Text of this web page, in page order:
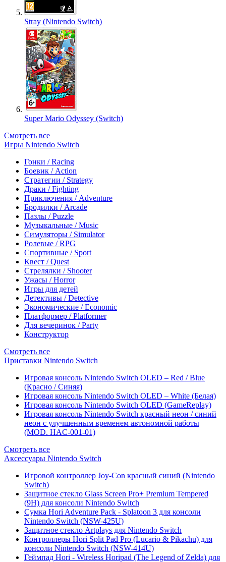
Stray (Nintendo Switch)
Super Mario Odyssey (Switch)
Смотреть все
Игры Nintendo Switch
Гонки / Racing
Боевик / Action
Стратегии / Strategy
Драки / Fighting
Приключения / Adventure
Бродилки / Arcade
Пазлы / Puzzle
Музыкальные / Music
Симуляторы / Simulator
Ролевые / RPG
Спортивные / Sport
Квест / Quest
Стрелялки / Shooter
Ужасы / Horror
Игры для детей
Детективы / Detective
Экономические / Economic
Платформер / Platformer
Для вечеринок / Party
Конструктор
Смотреть все
Приставки Nintendo Switch
Игровая консоль Nintendo Switch OLED – Red / Blue
(Красно / Синяя)
Игровая консоль Nintendo Switch OLED – White (Белая)
Игровая консоль Nintendo Switch OLED (GameReplay)
Игровая консоль Nintendo Switch красный неон / синий
неон с улучшенным временем автономной работы
(MOD. HAC-001-01)
Смотреть все
Аксессуары Nintendo Switch
Игровой контроллер Joy-Con красный синий (Nintendo
Switch)
Защитное стекло Glass Screen Pro+ Premium Tempered
(9H) для консоли Nintendo Switch
Сумка Hori Adventure Pack - Splatoon 3 для консоли
Nintendo Switch (NSW-425U)
Защитное стекло Artplays для Nintendo Switch
Контроллеры Hori Split Pad Pro (Lucario & Pikachu) для
консоли Nintendo Switch (NSW-414U)
Геймпад Hori - Wireless Horipad (The Legend of Zelda) для